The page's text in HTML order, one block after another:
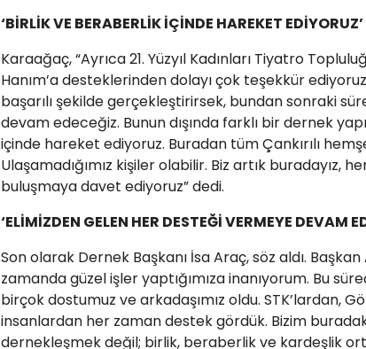
‘BİRLİK VE BERABERLİK İÇİNDE HAREKET EDİYORUZ’
Karaağaç, “Ayrıca 21. Yüzyıl Kadınları Tiyatro
Hanım’a desteklerinden dolayı çok teşekkür
başarılı şekilde gerçekleştirirsek, bundan sonraki
devam edeceğiz. Bunun dışında farklı bir dernek
içinde hareket ediyoruz. Buradan tüm Çankırılı
Ulaşamadığımız kişiler olabilir. Biz artık buradayız,
buluşmaya davet ediyoruz” dedi.
‘ELİMİZDEN GELEN HER DESTEĞİ VERMEYE DEVAM
Son olarak Dernek Başkanı İsa Araç, söz aldı.
zamanda güzel işler yaptığımıza inanıyorum. Bu
birçok dostumuz ve arkadaşımız oldu. STK’lardan,
insanlardan her zaman destek gördük. Bizim
dernekleşmek değil; birlik, beraberlik ve kardeşlik